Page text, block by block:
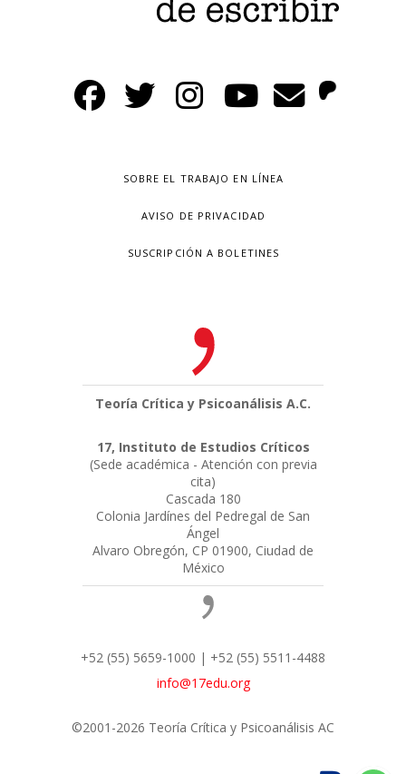
SOBRE EL TRABAJO EN LÍNEA
AVISO DE PRIVACIDAD
SUSCRIPCIÓN A BOLETINES
Teoría Crítica y Psicoanálisis A.C.
17, Instituto de Estudios Críticos
(Sede académica - Atención con previa
cita)
Cascada 180
Colonia Jardínes del Pedregal de San
Ángel
Alvaro Obregón, CP 01900, Ciudad de
México
+52 (55) 5659-1000 | +52 (55) 5511-4488
info@17edu.org
©2001-2026 Teoría Crítica y Psicoanálisis AC